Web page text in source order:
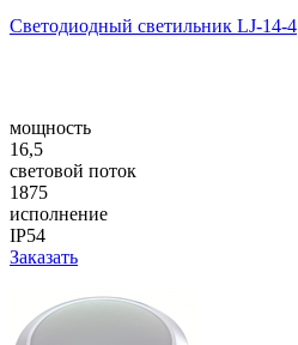
Светодиодный светильник LJ-14-4
мощность
16,5
световой поток
1875
исполнение
IP54
Заказать